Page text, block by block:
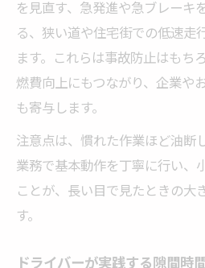
を見直す、急発進や急ブレーキ
る、狭い道や住宅街での低速走
ます。これらは事故防止はもち
燃費向上にもつながり、企業や
も寄与します。
注意点は、慣れた作業ほど油断
業務で基本動作を丁寧に行い、
ことが、長い目で見たときの大
す。
ドライバーが実践する隙間時